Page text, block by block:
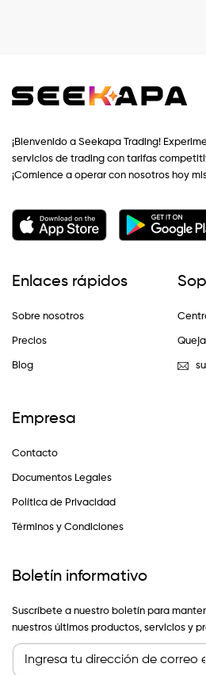
¡Bienvenido a Seekapa Trading!
servicios de trading con tarifas
¡Comience a operar con nosotros hoy
Enlaces rápidos
Sobre nosotros
Precios
Blog
Empresa
Contacto
Documentos Legales
Política de Privacidad
Términos y Condiciones
Boletín informativo
Suscríbete a nuestro boletín para
nuestros últimos productos, servicios y